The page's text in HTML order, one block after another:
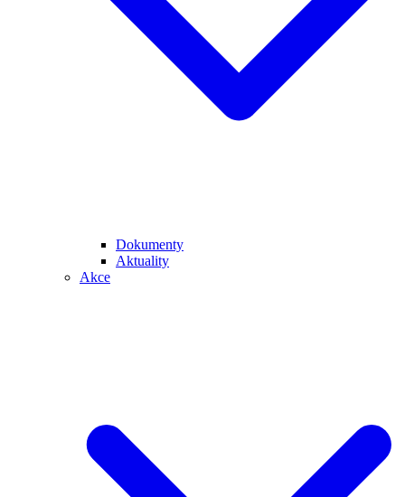
Dokumenty
Aktuality
Akce